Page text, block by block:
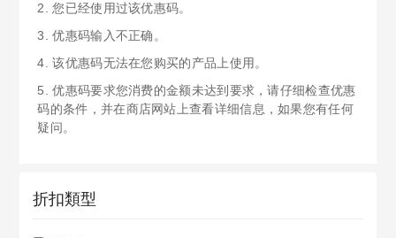
2. 您已经使用过该优惠码。
3. 优惠码输入不正确。
4. 该优惠码无法在您购买的产品上使用。
5. 优惠码要求您消费的金额未达到要求，请仔细检查优惠
码的条件，并在商店网站上查看详细信息，如果您有任何
疑问。
折扣類型